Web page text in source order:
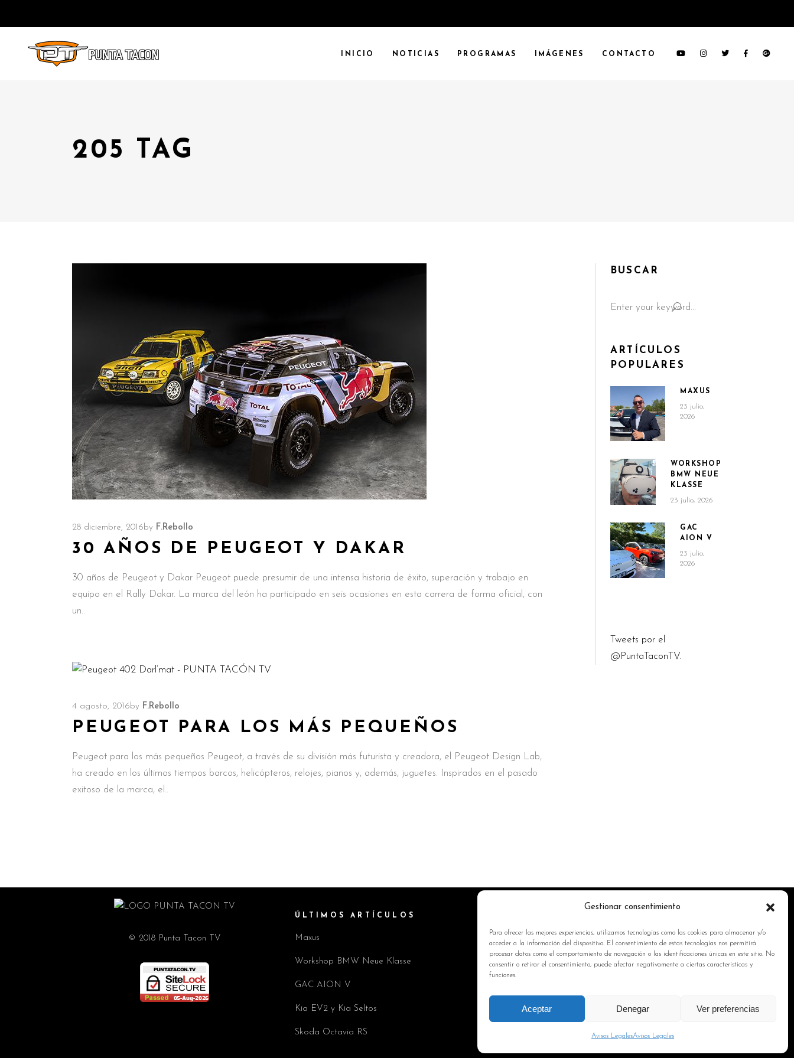
Gestionar consentimiento
Para ofrecer las mejores experiencias, utilizamos tecnologías como las cookies para almacenar y/o
acceder a la información del dispositivo. El consentimiento de estas tecnologías nos permitirá
procesar datos como el comportamiento de navegación o las identificaciones únicas en este sitio. No
consentir o retirar el consentimiento, puede afectar negativamente a ciertas características y
funciones.
Aceptar Denegar Ver preferencias
Avisos LegalesAvisos Legales
INICIO NOTICIAS PROGRAMAS IMÁGENES CONTACTO
205 TAG
28 diciembre, 2016by F.Rebollo
30 AÑOS DE PEUGEOT Y DAKAR
30 años de Peugeot y Dakar Peugeot puede presumir de una intensa historia de éxito, superación y trabajo en
equipo en el Rally Dakar. La marca del león ha participado en seis ocasiones en esta carrera de forma oficial, con
un
4 agosto, 2016 by F.Rebollo
PEUGEOT PARA LOS MÁS PEQUEÑOS
Peugeot para los más pequeños Peugeot, a través de su división más futurista y creadora, el Peugeot Design Lab,
ha creado en los últimos tiempos barcos, helicópteros, relojes, pianos y, además, juguetes. Inspirados en el pasado
exitoso de la marca, el
BUSCAR
for:
ARTÍCULOS
POPULARES
MAXUS
23 julio,
2026
WORKSHOP
BMW NEUE
KLASSE
23 julio, 2026
GAC
AION V
23 julio,
2026
Tweets por el
@PuntaTaconTV.
© 2018 Punta Tacon TV
ÚLTIMOS ARTÍCULOS
Maxus
Workshop BMW Neue Klasse
GAC AION V
Kia EV2 y Kia Seltos
Skoda Octavia RS
Política de Cookies
Avisos Legales
Contacto